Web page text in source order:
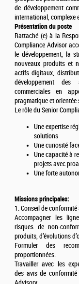
de développement
international, complexe
Présentation du poste
Rattaché (e) à la
Compliance Advisor
le développement, la
nouveaux produits et
actifs digitaux,
développement
commerciales en
pragmatique et orientée
Le rôle du Senior
Une expertise
solutions
Une curiosité
Une capacité à
projets avec
Une forte
Missions principales:
1. Conseil de
Accompagner les
risques de non-
produits, d’évolutions
Formuler des
proportionnées.
Travailler avec les
des avis de